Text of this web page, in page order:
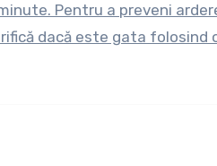
Pentru a preveni
dacă este gata folosind